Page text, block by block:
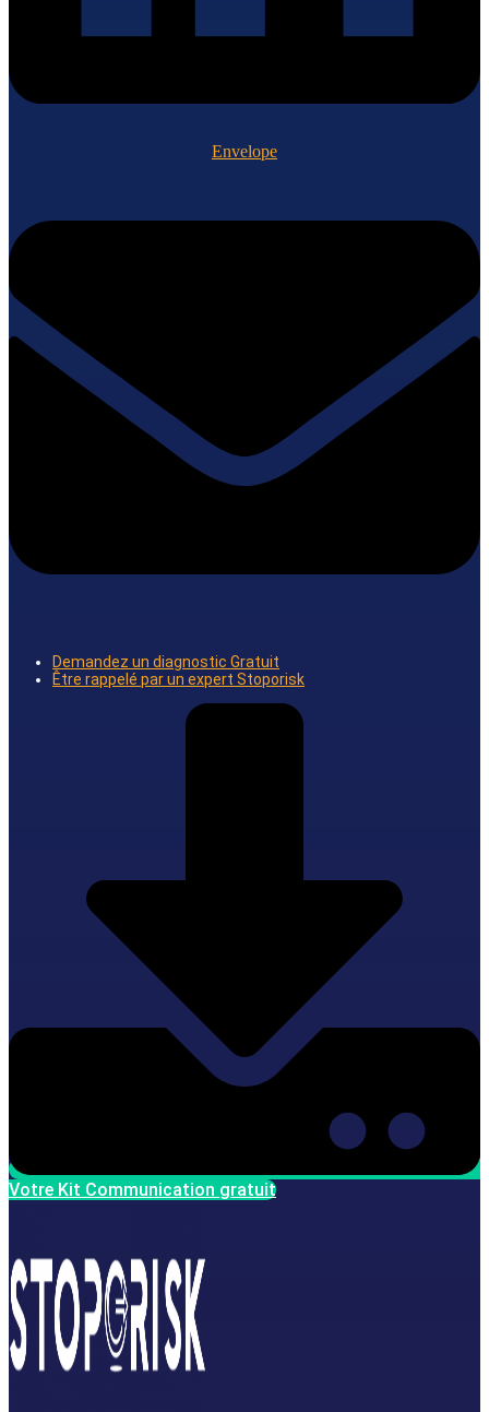
Envelope
Demandez un diagnostic Gratuit
Être rappelé par un expert Stoporisk
Votre Kit Communication gratuit